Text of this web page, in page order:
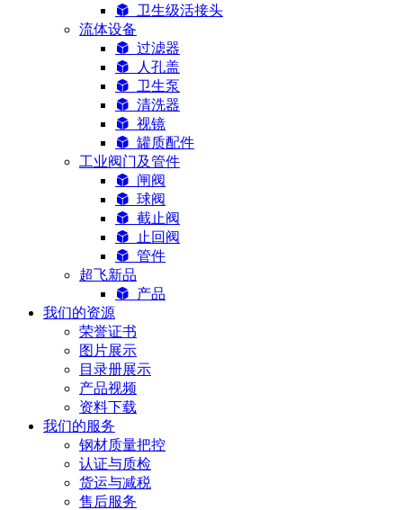
卫生级活接头
流体设备
过滤器
人孔盖
卫生泵
清洗器
视镜
罐质配件
工业阀门及管件
闸阀
球阀
截止阀
止回阀
管件
超飞新品
产品
我们的资源
荣誉证书
图片展示
目录册展示
产品视频
资料下载
我们的服务
钢材质量把控
认证与质检
货运与减税
售后服务